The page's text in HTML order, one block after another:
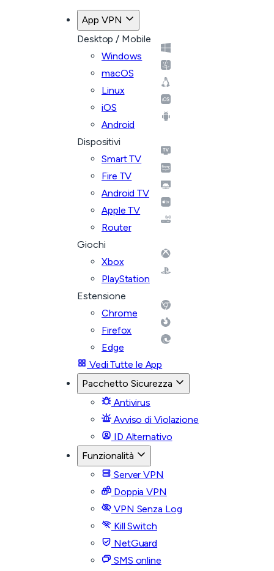
App VPN
Desktop / Mobile
Windows
macOS
Linux
iOS
Android
Dispositivi
Smart TV
Fire TV
Android TV
Apple TV
Router
Giochi
Xbox
PlayStation
Estensione
Chrome
Firefox
Edge
Vedi Tutte le App
Pacchetto Sicurezza
Antivirus
Avviso di Violazione
ID Alternativo
Funzionalità
Server VPN
Doppia VPN
VPN Senza Log
Kill Switch
NetGuard
SMS online